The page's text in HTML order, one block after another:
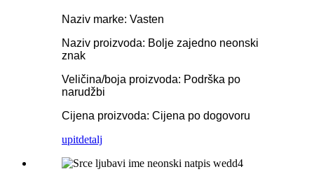
Naziv marke: Vasten
Naziv proizvoda: Bolje zajedno neonski
znak
Veličina/boja proizvoda: Podrška po
narudžbi
Cijena proizvoda: Cijena po dogovoru
upitdetalj